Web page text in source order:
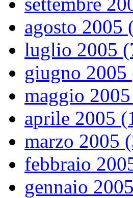
agosto 2005
luglio 2005
giugno 2005
maggio
aprile 2005
marzo 2005
febbraio
gennaio